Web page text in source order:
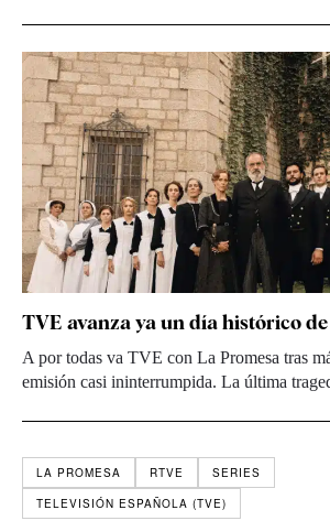
TVE avanza ya un día histórico
A por todas va TVE con La Promesa tras
emisión casi ininterrumpida. La última
LA PROMESA RTVE
SERIES
TELEVISIÓN ESPAÑOLA (TVE)